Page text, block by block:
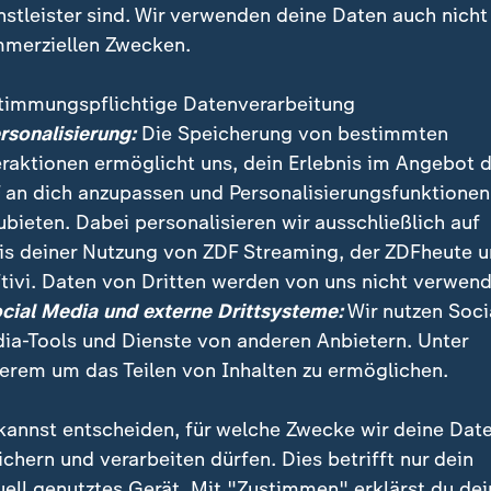
ausgehandelter "Friedensplan" zwischen den
unter Druck. Einschätzungen von Alica Jung (Kiew)
sind. Wir verwenden deine Daten auch nicht
Zwecken.
Datenverarbeitung
Die Speicherung von bestimmten
ermöglicht uns, dein Erlebnis im Angebot
an dich anzupassen und Personalisierungsfunktionen
Dabei personalisieren wir ausschließlich auf
deiner Nutzung von ZDF Streaming, der ZDFheute
Daten von Dritten werden von uns nicht
Media und externe Drittsysteme:Wir nutzen
Tools und Dienste von anderen Anbietern. Unter
um das Teilen von Inhalten zu ermöglichen.
entscheiden, für welche Zwecke wir deine
und verarbeiten dürfen. Dies betrifft nur dein